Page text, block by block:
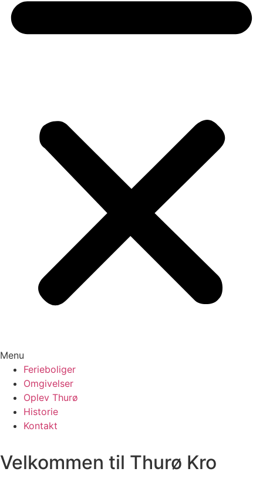
Menu
Ferieboliger
Omgivelser
Oplev Thurø
Historie
Kontakt
Velkommen til Thurø Kro